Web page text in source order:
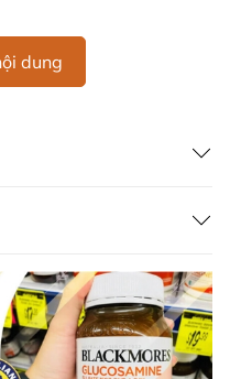
Caprylic/Capric
Alcohol, Shea
Extract Filtrate,
Water,
tối lên mặt, cổ và vùng
lượng kem mong
dung